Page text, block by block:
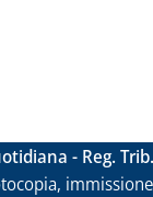
- Reg.